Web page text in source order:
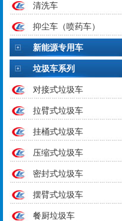
清洗车
抑尘车（喷药车）
新能源专用车
垃圾车系列
对接式垃圾车
拉臂式垃圾车
挂桶式垃圾车
压缩式垃圾车
密封式垃圾车
摆臂式垃圾车
餐厨垃圾车